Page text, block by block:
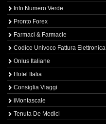
Info Numero Verde
Pronto Forex
Farmaci & Farmacie
Codice Univoco Fattura Elettronica
Onlus Italiane
Hotel Italia
Consiglia Viaggi
iMontascale
Tenuta De Medici